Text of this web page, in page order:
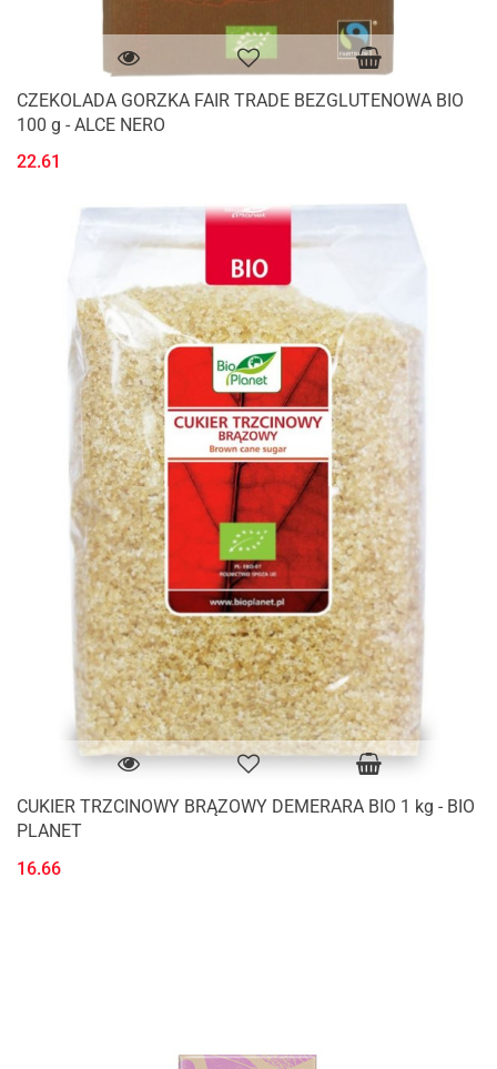
CZEKOLADA GORZKA FAIR TRADE BEZGLUTENOWA BIO
100 g - ALCE NERO
22.61
CUKIER TRZCINOWY BRĄZOWY DEMERARA BIO 1 kg - BIO
PLANET
16.66